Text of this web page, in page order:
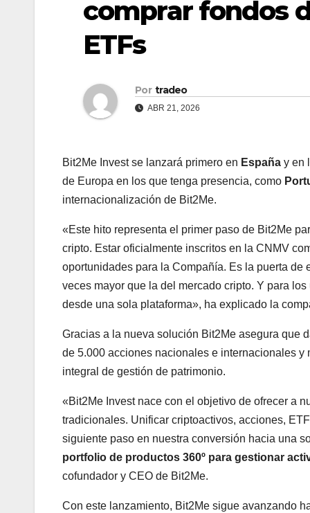
comprar fondos
ETFs
Por tradeo
ABR 21, 2026
Bit2Me Invest se lanzará primero en España y en
de Europa en los que tenga presencia, como
internacionalización de Bit2Me.
«Este hito representa el primer paso de Bit2Me
cripto. Estar oficialmente inscritos en la CNMV
oportunidades para la Compañía. Es la puerta
veces mayor que la del mercado cripto. Y para
desde una sola plataforma», ha explicado la
Gracias a la nueva solución Bit2Me asegura que
de 5.000 acciones nacionales e internacionales
integral de gestión de patrimonio.
«Bit2Me Invest nace con el objetivo de ofrecer a
tradicionales. Unificar criptoactivos, acciones,
siguiente paso en nuestra conversión hacia una
portfolio de productos 360º para gestionar
cofundador y CEO de Bit2Me.
Con este lanzamiento, Bit2Me sigue avanzando